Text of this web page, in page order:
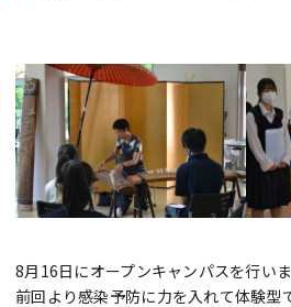
8月16日にオープンキャンパスを行いま
前回より感染予防に力を入れて体験型